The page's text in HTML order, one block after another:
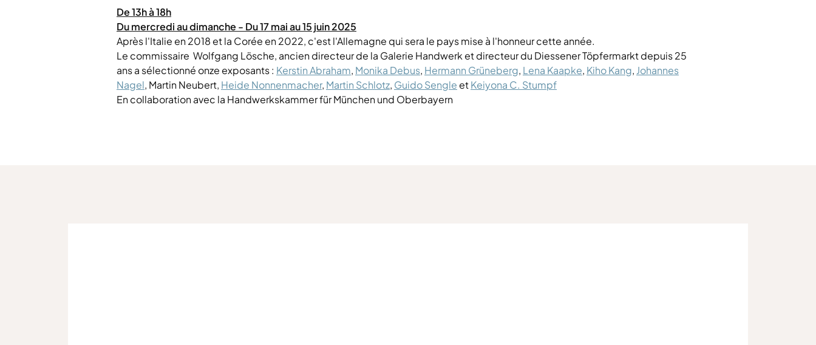
De 13h à 18h
Du mercredi au dimanche - Du 17 mai au 15 juin 2025
Après l'Italie en 2018 et la Corée en 2022, c'est l'Allemagne qui sera le pays mise à l'honneur cette année.
Le commissaire Wolfgang Lösche, ancien directeur de la Galerie Handwerk et directeur du Diessener Töpfermarkt depuis 25
ans a sélectionné onze exposants : Kerstin Abraham, Monika Debus, Hermann Grüneberg, Lena Kaapke, Kiho Kang, Johannes
Nagel, Martin Neubert, Heide Nonnenmacher, Martin Schlotz, Guido Sengle etKeiyona C. Stumpf
En collaboration avec la Handwerkskammer für München und Oberbayern